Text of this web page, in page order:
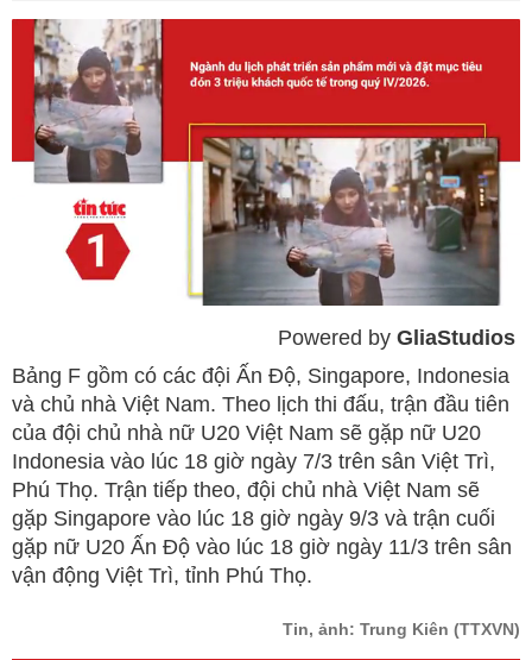
Powered by GliaStudios
Bảng F gồm có các đội Ấn Độ, Singapore, Indonesia
và chủ nhà Việt Nam. Theo lịch thi đấu, trận đầu tiên
của đội chủ nhà nữ U20 Việt Nam sẽ gặp nữ U20
Indonesia vào lúc 18 giờ ngày 7/3 trên sân Việt Trì,
Phú Thọ. Trận tiếp theo, đội chủ nhà Việt Nam sẽ
gặp Singapore vào lúc 18 giờ ngày 9/3 và trận cuối
gặp nữ U20 Ấn Độ vào lúc 18 giờ ngày 11/3 trên sân
vận động Việt Trì, tỉnh Phú Thọ.
Tin, ảnh: Trung Kiên (TTXVN)